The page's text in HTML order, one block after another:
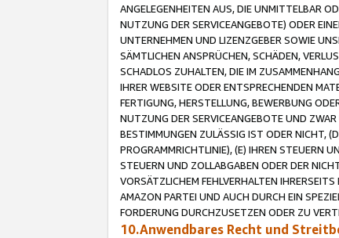
ANGELEGENHEITEN AUS, DIE UNMITTELBAR
NUTZUNG DER SERVICEANGEBOTE) ODER
UNTERNEHMEN UND LIZENZGEBER SOWIE
SÄMTLICHEN ANSPRÜCHEN, SCHÄDEN,
SCHADLOS ZUHALTEN, DIE IM
IHRER WEBSITE ODER ENTSPRECHENDEN
FERTIGUNG, HERSTELLUNG, BEWERBUNG
NUTZUNG DER SERVICEANGEBOTE UND
BESTIMMUNGEN ZULÄSSIG IST ODER NICHT,
PROGRAMMRICHTLINIE), (E) IHREN STEUERN
STEUERN UND ZOLLABGABEN ODER DER
VORSÄTZLICHEM FEHLVERHALTEN
AMAZON PARTEI UND AUCH DURCH EIN
FORDERUNG DURCHZUSETZEN ODER ZU
10.Anwendbares Recht und